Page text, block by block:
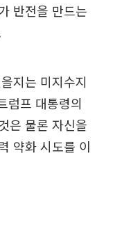
반전을 만드는
지는 미지수지
럼프 대통령의
은 물론 자신을
약화 시도를 이